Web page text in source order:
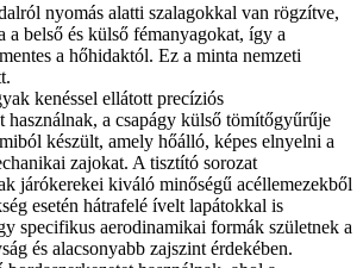
nyomás alatti szalagokkal van rögzítve,
a belső és külső fémanyagokat, így a
a hőhidaktól. Ez a minta nemzeti
kenéssel ellátott precíziós
használnak, a csapágy külső tömítőgyűrűje
készült, amely hőálló, képes elnyelni a
zajokat. A tisztító sorozat
járókerekei kiváló minőségű acéllemezekből
esetén hátrafelé ívelt lapátokkal is
specifikus aerodinamikai formák születnek a
és alacsonyabb zajszint érdekében.